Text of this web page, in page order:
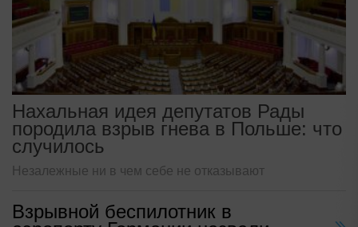
Нахальная идея депутатов Рады
породила взрыв гнева в Польше: что
случилось
Незалежные ни в чем себе не отказывают
Взрывной беспилотник в